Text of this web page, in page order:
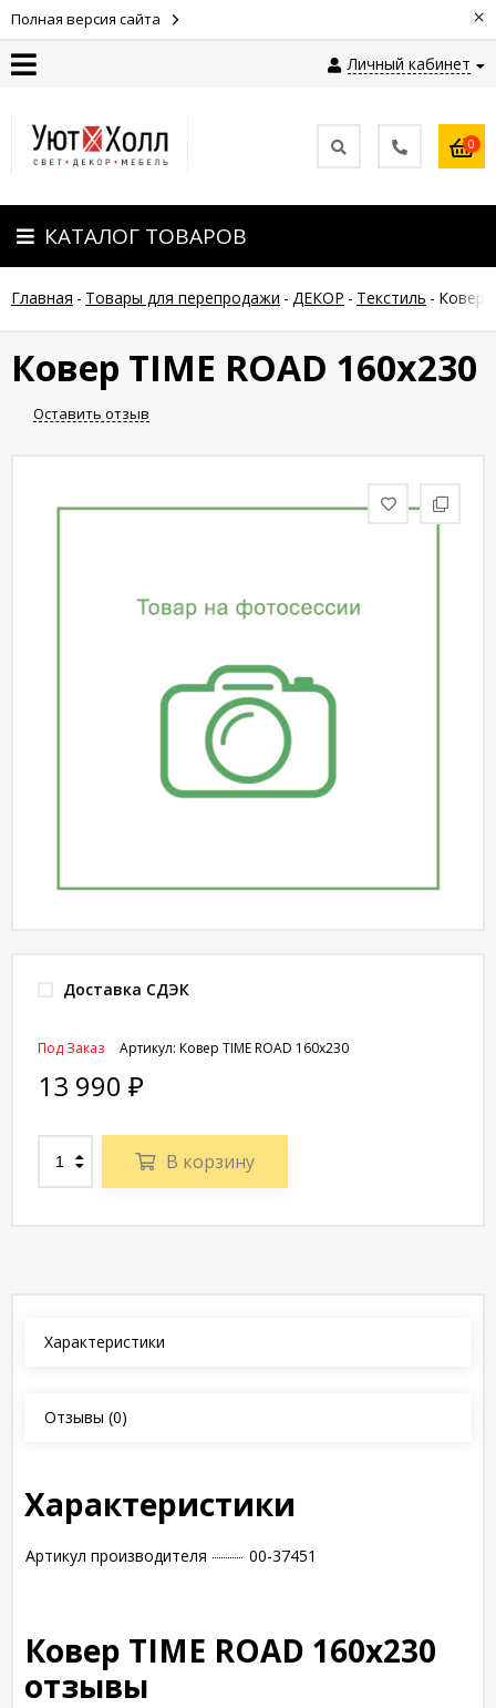
Полная версия сайта ×
Личный кабинет
Оплата
Доставка
Гарантия
возврат
Новости
статьи
0
КАТАЛОГ ТОВАРОВ
Главная - Товары для перепродажи - ДЕКОР - Текстиль - Ковер
Ковер TIME ROAD 160x230
Оставить отзыв
Доставка СДЭК
Артикул: Ковер TIME ROAD 160x230
Под Заказ
13 990 ₽
В корзину
Характеристики
Отзывы (0)
Характеристики
Артикул производителя 00-37451
Ковер TIME ROAD 160x230
отзывы